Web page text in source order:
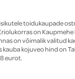
toidukaupade
on
on võimalik valitud
kauba kojuveo hind on
eurot.